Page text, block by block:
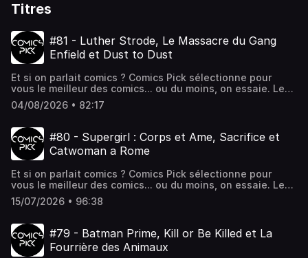
Titres
#81 - Luther Strode, Le Massacre du Gang
Enfield et Dust to Dust
Et si on parlait comics ? Comics Pick sélectionne pour
vous le meilleur des comics... ou du moins, on essaie. Le
trio composé de Baptiste, Balmung et Knightwing vous
propose un retour réflexif sur les titres populaires ou les
éditeurs français. Le mot d'ordre : les comics, c'est du
super-héros, mais pas que !Au programme de Comics Pick
#81 :Luther Strode Intégrale (Delcourt)Le Massacre du
est un podcast indépendant.Si cette émission vous a plu,
vous pouvez nous soutenir en partageant l'émission sur
les réseaux.Retrouvez nous sur les réseaux
linktr.ee/comicsstuffUn grand merci à vous tous pour le
retrouve le mois prochain pour un nouvel épisode !
🚀 Hébergé par Ausha. Visitez ausha.co/politique-de-
confidentialite pour plus d'informations.
04/08/2026 • 82:17
#80 - Supergirl : Corps et Ame, Sacrifice et
Catwoman a Rome
Et si on parlait comics ? Comics Pick sélectionne pour
vous le meilleur des comics... ou du moins, on essaie. Le
trio composé de Baptiste, Balmung et Knightwing vous
propose un retour réflexif sur les titres populaires ou les
éditeurs français. Le mot d'ordre : les comics, c'est du
super-héros, mais pas que !Au programme de Comics Pick
#80 :Supergirl : Corps et Ame (Urban Comics)Sacrifice
15/07/2026 • 96:38
#79 - Batman Prime, Kill or Be Killed et La
Fourrière des Animaux